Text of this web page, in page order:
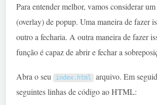
Para entender melhor, vamos considerar
(overlay) de popup. Uma maneira de fazer
outro a fecharia. A outra maneira de fazer
função é capaz de abrir e fechar a
Abra o seu index. html arquivo. Em
seguintes linhas de código ao HTML: